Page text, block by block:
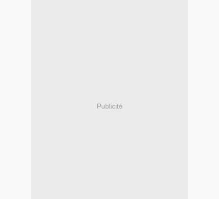
Publicité